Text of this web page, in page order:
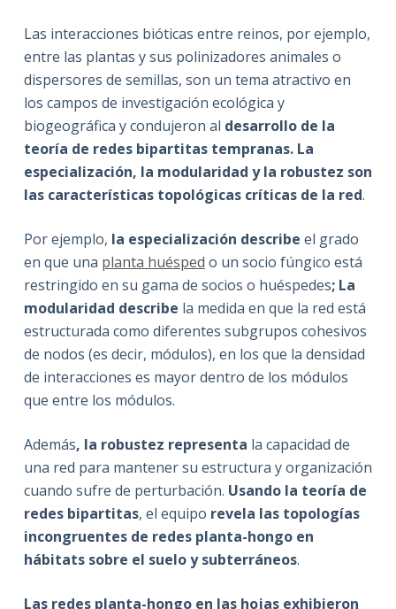
Las interacciones bióticas entre reinos, por ejemplo,
entre las plantas y sus polinizadores animales o
dispersores de semillas, son un tema atractivo en
los campos de investigación ecológica y
biogeográfica y condujeron al desarrollo de la
teoría de redes bipartitas tempranas. La
especialización, la modularidad y la robustez son
las características topológicas críticas de la red.
Por ejemplo, la especialización describe el grado
en que una planta huésped o un socio fúngico está
restringido en su gama de socios o huéspedes; La
modularidad describe la medida en que la red está
estructurada como diferentes subgrupos cohesivos
de nodos (es decir, módulos), en los que la densidad
de interacciones es mayor dentro de los módulos
que entre los módulos.
Además, la robustez representa la capacidad de
una red para mantener su estructura y organización
cuando sufre de perturbación. Usando la teoría de
redes bipartitas, el equipo revela las topologías
incongruentes de redes planta-hongo en
hábitats sobre el suelo y subterráneos.
Las redes planta-hongo en las hojas exhibieron